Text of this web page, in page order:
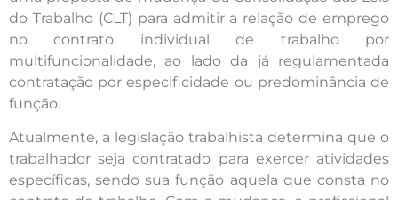
do Trabalho (CLT) para admitir a relação de emprego
no contrato individual de trabalho por
multifuncionalidade, ao lado da já regulamentada
contratação por especificidade ou predominância de
função.
Atualmente, a legislação trabalhista determina que o
trabalhador seja contratado para exercer atividades
específicas, sendo sua função aquela que consta no